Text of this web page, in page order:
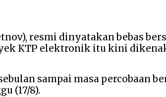
resmi dinyatakan bebas
KTP elektronik itu kini
sampai masa percobaan
(17/8).